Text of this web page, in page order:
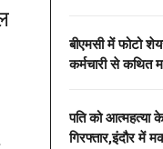
बीएमसी में फोटो
कर्मचारी से कथित
पति को आत्महत्या
गिरफ्तार,इंदौर में